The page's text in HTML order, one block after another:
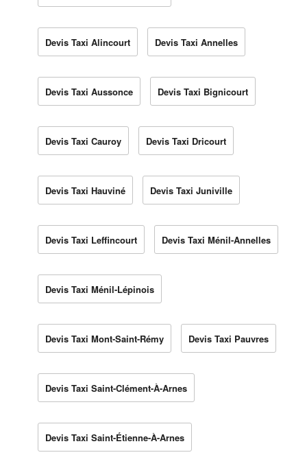
Devis Taxi Alincourt Devis Taxi Annelles
Devis Taxi Aussonce Devis Taxi Bignicourt
Devis Taxi Cauroy Devis Taxi Dricourt
Devis Taxi Hauviné Devis Taxi Juniville
Devis Taxi Leffincourt Devis Taxi Ménil-Annelles
Devis Taxi Ménil-Lépinois
Devis Taxi Mont-Saint-Rémy Devis Taxi Pauvres
Devis Taxi Saint-Clément-À-Arnes
Devis Taxi Saint-Étienne-À-Arnes